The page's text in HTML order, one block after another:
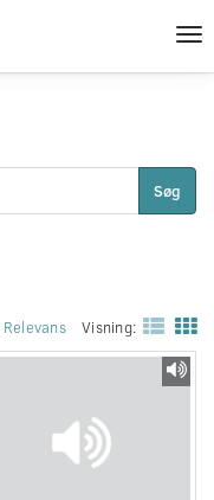
Søg
Relevans Visning: